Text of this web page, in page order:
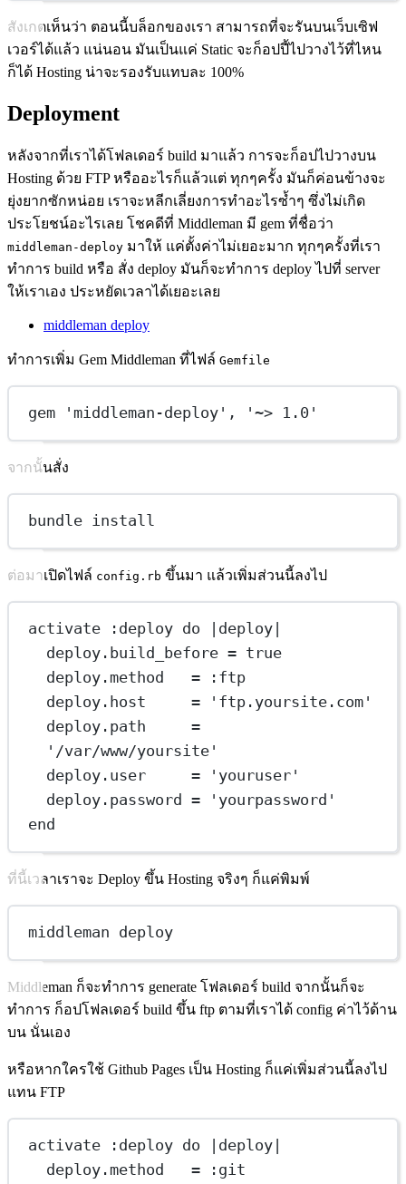
สังเกตเห็นว่า ตอนนี้บล็อกของเรา สามารถที่จะรันบนเว็บเซิฟ
เวอร์ได้แล้ว แน่นอน มันเป็นแค่ Static จะก็อปปี้ไปวางไว้ที่ไหน
ก็ได้ Hosting น่าจะรองรับแทบละ 100%
Deployment
หลังจากที่เราได้โฟลเดอร์ build มาแล้ว การจะก็อปไปวางบน
Hosting ด้วย FTP หรืออะไรก็แล้วแต่ ทุกๆครั้ง มันก็ค่อนข้างจะ
ยุ่งยากซักหน่อย เราจะหลีกเลี่ยงการทำอะไรซ้ำๆ ซึ่งไม่เกิด
ประโยชน์อะไรเลย โชคดีที่ Middleman มี gem ที่ชื่อว่า
middleman-deploy มาให้ แค่ตั้งค่าไม่เยอะมาก ทุกๆครั้งที่เรา
ทำการ build หรือ สั่ง deploy มันก็จะทำการ deploy ไปที่ server
ให้เราเอง ประหยัดเวลาได้เยอะเลย
middleman deploy
ทำการเพิ่ม Gem Middleman ที่ไฟล์ Gemfile
gem 'middleman-deploy', '~> 1.0'
จากนั้นสั่ง
bundle install
ต่อมาเปิดไฟล์ config.rb ขึ้นมา แล้วเพิ่มส่วนนี้ลงไป
activate :deploy do |deploy|
deploy.build_before = true
deploy.method   = :ftp
deploy.host     = 'ftp.yoursite.com'
deploy.path     =
'/var/www/yoursite'
deploy.user     = 'youruser'
deploy.password = 'yourpassword'
end
ที่นี้เวลาเราจะ Deploy ขึ้น Hosting จริงๆ ก็แค่พิมพ์
middleman deploy
Middleman ก็จะทำการ generate โฟลเดอร์ build จากนั้นก็จะ
ทำการ ก็อปโฟลเดอร์ build ขึ้น ftp ตามที่เราได้ config ค่าไว้ด้าน
บน นั่นเอง
หรือหากใครใช้ Github Pages เป็น Hosting ก็แค่เพิ่มส่วนนี้ลงไป
แทน FTP
activate :deploy do |deploy|
deploy.method   = :git